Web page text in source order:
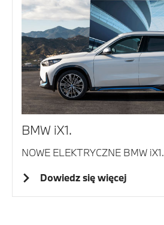
BMW iX1.
NOWE ELEKTRYCZNE BMW iX1.
Dowiedz się więcej